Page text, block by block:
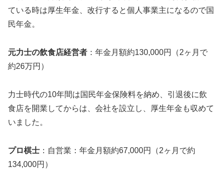
ている時は厚生年金、改行すると個人事業主になるので国
民年金。
元力士の飲食店経営者 ：年金月額約130,000円（2ヶ月で
約26万円）
力士時代の10年間は国民年金保険料を納め、引退後に飲
食店を開業してからは、会社を設立し、厚生年金も収めて
いました。
プロ棋士 ：自営業：年金月額約67,000円（2ヶ月で約
134,000円）